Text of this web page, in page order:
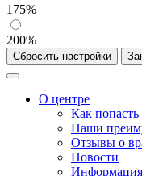
175%
200%
Сбросить настройки
О центре
Как
Наши
Отзывы о
Новости